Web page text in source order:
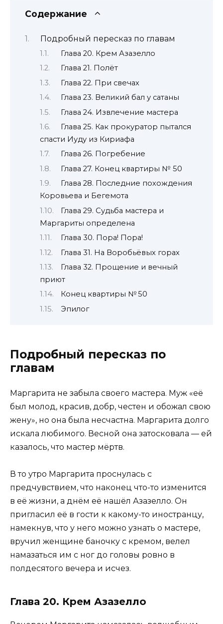
Содержание
Подробный пересказ по главам
Глава 20. Крем Азазелло
Глава 21. Полёт
Глава 22. При свечах
Глава 23. Великий бал у сатаны
Глава 24. Извлечение мастера
Глава 25. Как прокуратор пытался
спасти Иуду из Кириафа
Глава 26. Погребение
Глава 27. Конец квартиры № 50
Глава 28. Последние похождения
Коровьева и Бегемота
Глава 29. Судьба мастера и
Маргариты определена
Глава 30. Пора! Пора!
Глава 31. На Воробьёвых горах
Глава 32. Прощение и вечный
приют
Конец квартиры № 50
Эпилог
Подробный пересказ по
главам
Маргарита не забыла своего мастера. Муж «её
был молод, красив, добр, честен и обожал свою
жену», но она была несчастна. Маргарита долго
искала любимого. Весной она затосковала — ей
казалось, что мастер мёртв.
В то утро Маргарита проснулась с
предчувствием, что наконец что-то изменится
в её жизни, а днём её нашёл Азазелло. Он
пригласил её в гости к какому-то иностранцу,
намекнув, что у него можно узнать о мастере,
вручил женщине баночку с кремом, велел
намазаться им с ног до головы ровно в
полдесятого вечера и исчез.
Глава 20. Крем Азазелло